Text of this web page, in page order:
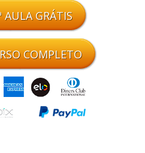
AULA GRÁTIS
COMPLETO